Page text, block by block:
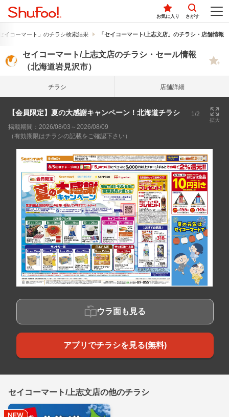
お気に入り さがす
イコーマート」のチラシ検索結果 「セイコーマート/上志文店」のチラシ・店舗情報
セイコーマート/上志文店のチラシ・セール情報
（北海道岩見沢市）
チラシ 店舗詳細
【会員限定】夏の大感謝キャンペーン！北海道チラシ 1/2
拡大
掲載期間：2026/08/03～2026/08/09
（有効期限はチラシの記載をご確認下さい）
ウラ面も見る
アプリでチラシを見る(無料)
セイコーマート/上志文店の他のチラシ